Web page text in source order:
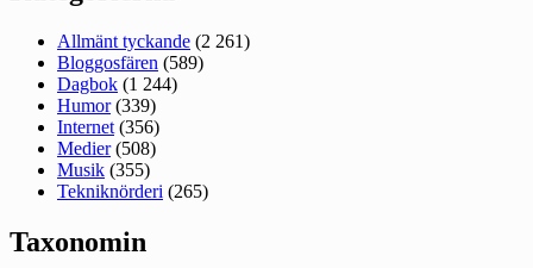
Allmänt tyckande (2 261)
Bloggosfären (589)
Dagbok (1 244)
Humor(339)
Internet (356)
Medier(508)
Musik (355)
Tekniknörderi (265)
Taxonomin